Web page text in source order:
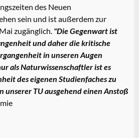
des Neuen
sein und ist außerdem zur
zugänglich. "Die Gegenwart ist
und daher die kritische
in unseren Augen
als Naturwissenschaftler ist es
des eigenen Studienfaches zu
unserer TU ausgehend einen Anstoß